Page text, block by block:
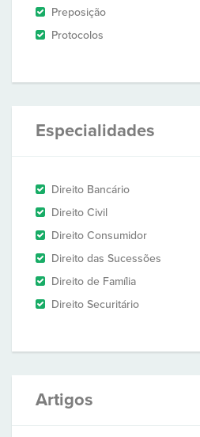
Preposição
Protocolos
Especialidades
Direito Bancário
Direito Civil
Direito Consumidor
Direito das Sucessões
Direito de Família
Direito Securitário
Artigos